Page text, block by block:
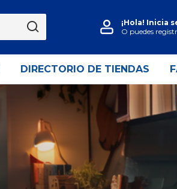
¡Hola! Inicia
O puedes
DIRECTORIO DE TIENDAS